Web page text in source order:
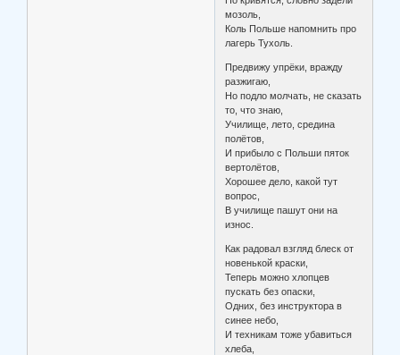
мозоль,
Коль Польше напомнить про
лагерь Тухоль.
Предвижу упрёки, вражду
разжигаю,
Но подло молчать, не сказать
то, что знаю,
Училище, лето, средина
полётов,
И прибыло с Польши пяток
вертолётов,
Хорошее дело, какой тут
вопрос,
В училище пашут они на
износ.
Как радовал взгляд блеск от
новенькой краски,
Теперь можно хлопцев
пускать без опаски,
Одних, без инструктора в
синее небо,
И техникам тоже убавиться
хлеба,